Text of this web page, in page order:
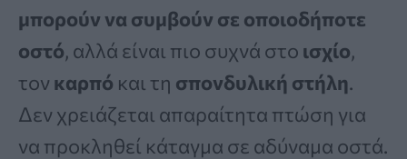
μπορούν να συμβούν σε οποιοδήποτε
οστό, αλλά είναι πιο συχνά στο ισχίο,
τον καρπό και τη σπονδυλική στήλη.
Δεν χρειάζεται απαραίτητα πτώση για
να προκληθεί κάταγμα σε αδύναμα οστά.